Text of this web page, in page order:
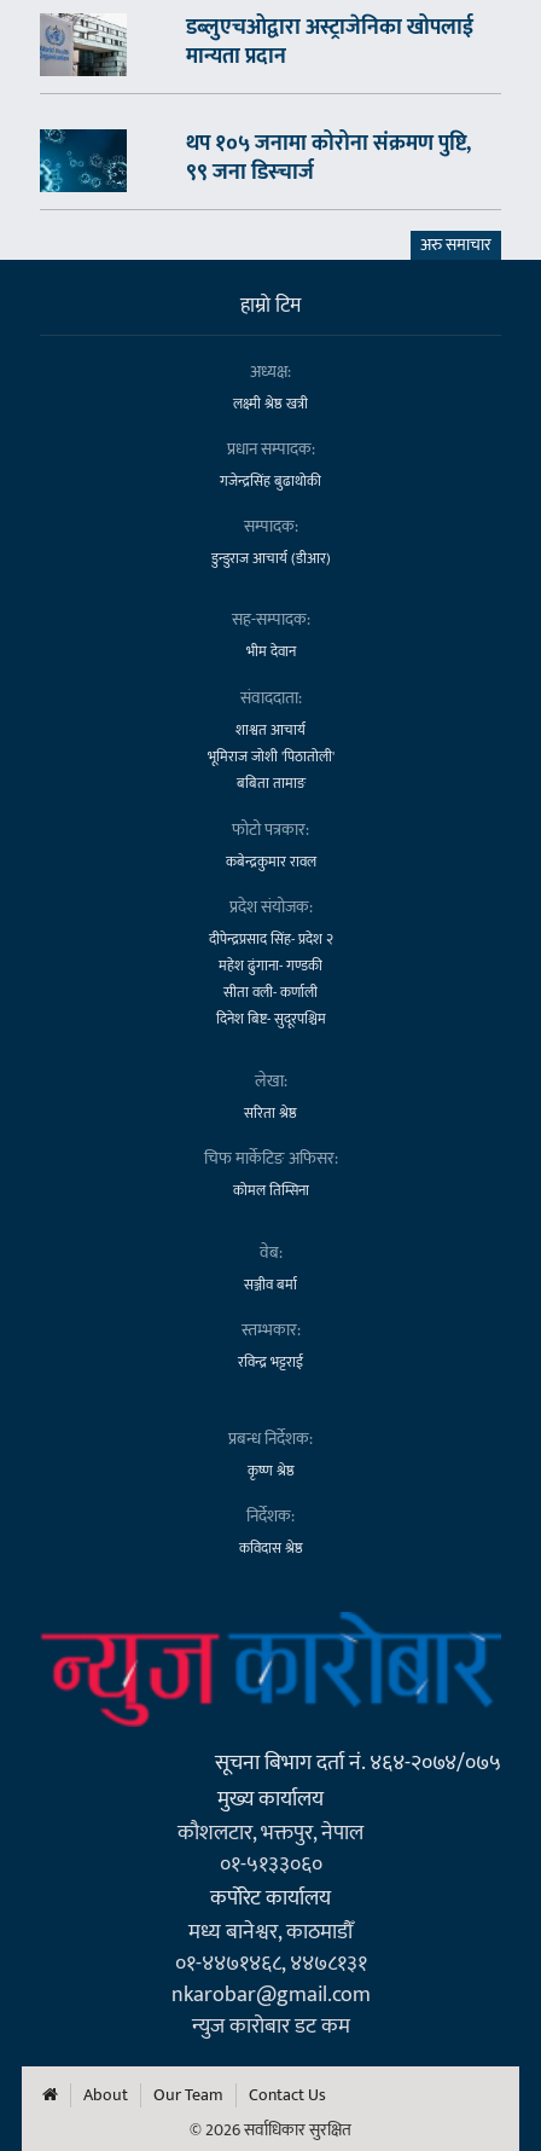
डब्लुएचओद्वारा अस्ट्राजेनिका खोपलाई
मान्यता प्रदान
थप १०५ जनामा कोरोना संक्रमण पुष्टि,
९९ जना डिस्चार्ज
अरु समाचार
हाम्राे टिम
अध्यक्ष:
लक्ष्मी श्रेष्ठ खत्री
प्रधान सम्पादक:
गजेन्द्रसिंह बुढाथोकी
सम्पादक:
डुन्डुराज आचार्य (डीआर)
सह-सम्पादक:
भीम देवान
संवाददाता:
शाश्वत आचार्य
भूमिराज जोशी 'पिठातोली'
बबिता तामाङ
फोटो पत्रकार:
कबेन्द्रकुमार रावल
प्रदेश संयोजक:
दीपेन्द्रप्रसाद सिंह- प्रदेश २
महेश ढुंगाना- गण्डकी
सीता वली- कर्णाली
दिनेश बिष्ट- सुदूरपश्चिम
लेखा:
सरिता श्रेष्ठ
चिफ मार्केटिङ अफिसर:
कोमल तिम्सिना
वेब:
सञ्जीव बर्मा
स्तम्भकार:
रविन्द्र भट्टराई
प्रबन्ध निर्देशक:
कृष्ण श्रेष्ठ
निर्देशक:
कविदास श्रेष्ठ
सूचना बिभाग दर्ता नं. ४६४-२०७४/०७५
मुख्य कार्यालय
कौशलटार, भक्तपुर, नेपाल
०१-५१३३०६०
कर्पाेरेट कार्यालय
मध्य बानेश्वर, काठमाडौँ
०१-४४७१४६८, ४४७८१३१
nkarobar@gmail.com
न्युज कारोबार डट कम
About Our Team
Contact Us
© 2026 सर्वाधिकार सुरक्षित